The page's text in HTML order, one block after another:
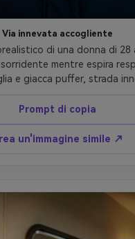
Via innevata accogliente
di una donna di 28
mentre espira
e giacca puffer, strada
e luci natalizie, luce
Sony A7IV, 8mm fisheye
con delicata
struttura realistica
acuti, alta risoluzione- -ar
Prompt di copia
un'immagine simile ↗